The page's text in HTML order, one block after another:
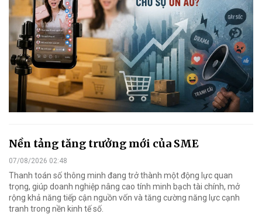
Nền tảng tăng trưởng mới của SME
07/08/2026 02:48
Thanh toán số thông minh đang trở thành một động lực quan
trọng, giúp doanh nghiệp nâng cao tính minh bạch tài chính, mở
rộng khả năng tiếp cận nguồn vốn và tăng cường năng lực cạnh
tranh trong nền kinh tế số.